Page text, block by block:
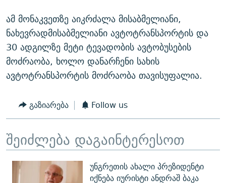
ამ მონაკვეთზე აიკრძალა მისაბმელიანი,
ნახევრადმისაბმელიანი ავტოტრანსპორტის და
30 ადგილზე მეტი ტევადობის ავტობუსების
მოძრაობა, ხოლო დანარჩენი სახის
ავტოტრანსპორტის მოძრაობა თავისუფალია.
გაზიარება Follow us
შეიძლება დაგაინტერესოთ
უნგრეთის ახალი პრეზიდენტი
იქნება იურისტი ანდრაშ ბაკა